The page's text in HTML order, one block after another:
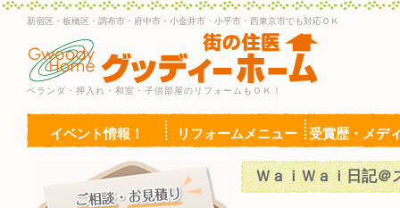
新宿区・板橋区・調布市・府中市・小金井市・小平市・西東京市でも対応ＯＫ
ベランダ・押入れ・和室・子供部屋のリフォームもＯＫ！
イベント情報！ リフォームメニュー 受賞歴・メデ
ＷａｉＷａｉ日記＠